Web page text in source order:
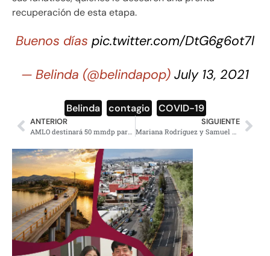
recuperación de esta etapa.
Buenos días pic.twitter.com/DtG6g6ot7l
— Belinda (@belindapop) July 13, 2021
Belinda contagio COVID-19
ANTERIOR SIGUIENTE